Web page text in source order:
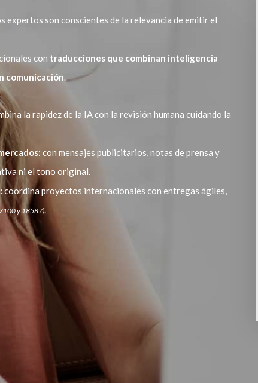
expertos son conscientes de la relevancia de emitir el
con traducciones que combinan inteligencia
comunicación.
la rapidez de la IA con la revisión humana cuidando la
con mensajes publicitarios, notas de prensa y
ni el tono original.
coordina proyectos internacionales con entregas ágiles,
y 18587).